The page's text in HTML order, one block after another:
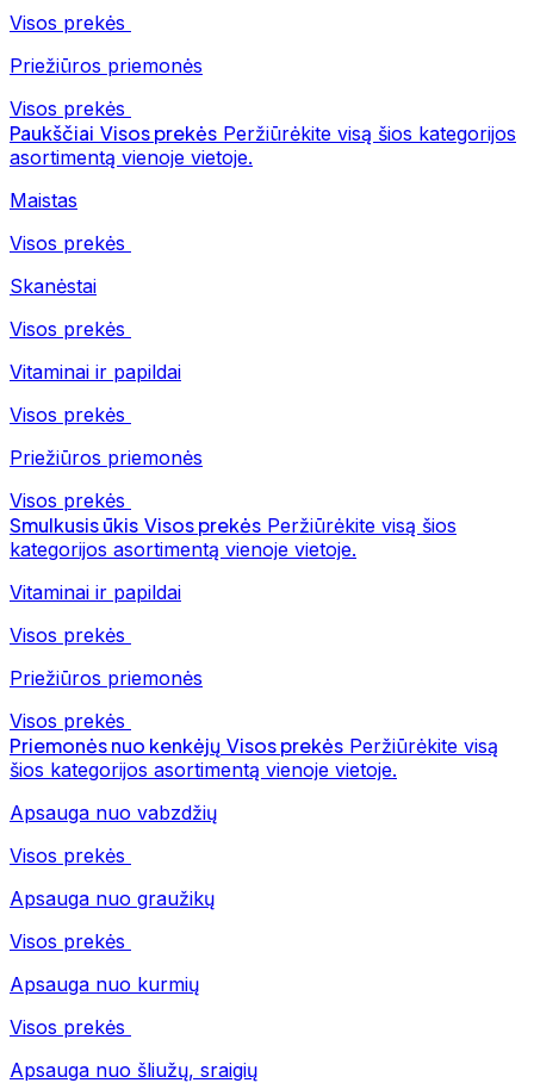
Visos prekės
Priežiūros priemonės
Visos prekės
Paukščiai Visos prekės Peržiūrėkite visą šios kategorijos
asortimentą vienoje vietoje.
Maistas
Visos prekės
Skanėstai
Visos prekės
Vitaminai ir papildai
Visos prekės
Priežiūros priemonės
Visos prekės
Smulkusis ūkis Visos prekės Peržiūrėkite visą šios
kategorijos asortimentą vienoje vietoje.
Vitaminai ir papildai
Visos prekės
Priežiūros priemonės
Visos prekės
Priemonės nuo kenkėjų Visos prekės Peržiūrėkite visą
šios kategorijos asortimentą vienoje vietoje.
Apsauga nuo vabzdžių
Visos prekės
Apsauga nuo graužikų
Visos prekės
Apsauga nuo kurmių
Visos prekės
Apsauga nuo šliužų, sraigių